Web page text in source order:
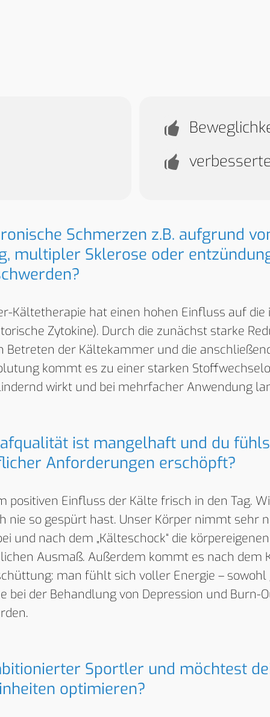
Schmerzen z.B. aufgrund
multipler Sklerose oder
Kältetherapie hat einen hohen Einfluss auf
Zytokine). Durch die zunächst starke
der Kältekammer und die
kommt es zu einer starken
wirkt und bei mehrfacher Anwendung
ist mangelhaft und du
Anforderungen erschöpft?
positiven Einfluss der Kälte frisch in den Tag.
nie so gespürt hast. Unser Körper nimmt sehr
und nach dem „Kälteschock“ die
Ausmaß. Außerdem kommt es nach dem
man fühlt sich voller Energie –
bei der Behandlung von Depression und Burn-
Sportler und möchtest
optimieren?